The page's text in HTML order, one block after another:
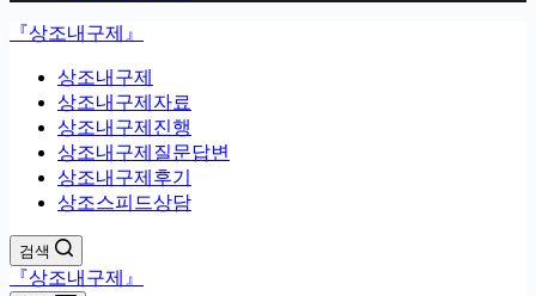
『상조내구제』
상조내구제
상조내구제자료
상조내구제진행
상조내구제질문답변
상조내구제후기
상조스피드상담
검색
『상조내구제』